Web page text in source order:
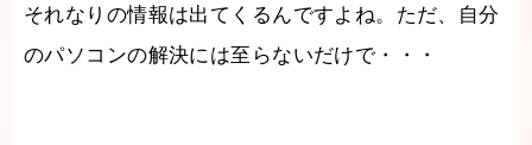
それなりの情報は出てくるんですよね。ただ、自分
のパソコンの解決には至らないだけで・・・